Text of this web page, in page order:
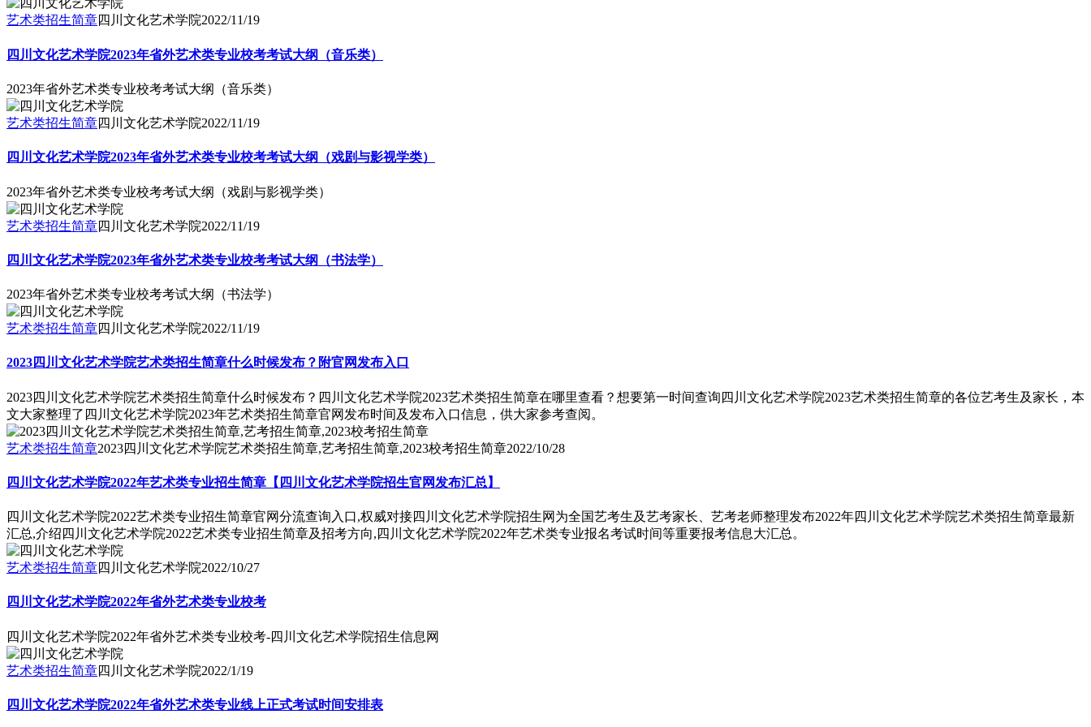
艺术类招生简章四川文化艺术学院2022/11/19
四川文化艺术学院2023年省外艺术类专业校考考试大纲（音乐类）
2023年省外艺术类专业校考考试大纲（音乐类）
艺术类招生简章四川文化艺术学院2022/11/19
四川文化艺术学院2023年省外艺术类专业校考考试大纲（戏剧与影视学类）
2023年省外艺术类专业校考考试大纲（戏剧与影视学类）
艺术类招生简章四川文化艺术学院2022/11/19
四川文化艺术学院2023年省外艺术类专业校考考试大纲（书法学）
2023年省外艺术类专业校考考试大纲（书法学）
艺术类招生简章四川文化艺术学院2022/11/19
2023四川文化艺术学院艺术类招生简章什么时候发布？附官网发布入口
2023四川文化艺术学院艺术类招生简章什么时候发布？四川文化艺术学院2023艺术类招生简章在哪里查看？想要第一时间查询四川文化艺术学院2023艺术类招生简章的各位艺考生及家长，本
文大家整理了四川文化艺术学院2023年艺术类招生简章官网发布时间及发布入口信息，供大家参考查阅。
艺术类招生简章2023四川文化艺术学院艺术类招生简章,艺考招生简章,2023校考招生简章2022/10/28
四川文化艺术学院2022年艺术类专业招生简章【四川文化艺术学院招生官网发布汇总】
四川文化艺术学院2022艺术类专业招生简章官网分流查询入口,权威对接四川文化艺术学院招生网为全国艺考生及艺考家长、艺考老师整理发布2022年四川文化艺术学院艺术类招生简章最新
汇总,介绍四川文化艺术学院2022艺术类专业招生简章及招考方向,四川文化艺术学院2022年艺术类专业报名考试时间等重要报考信息大汇总。
艺术类招生简章四川文化艺术学院2022/10/27
四川文化艺术学院2022年省外艺术类专业校考
四川文化艺术学院2022年省外艺术类专业校考-四川文化艺术学院招生信息网
艺术类招生简章四川文化艺术学院2022/1/19
四川文化艺术学院2022年省外艺术类专业线上正式考试时间安排表